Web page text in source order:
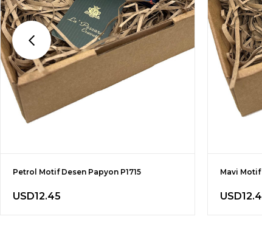
Petrol Motif Desen Papyon P1715
USD12.45
Mavi Motif